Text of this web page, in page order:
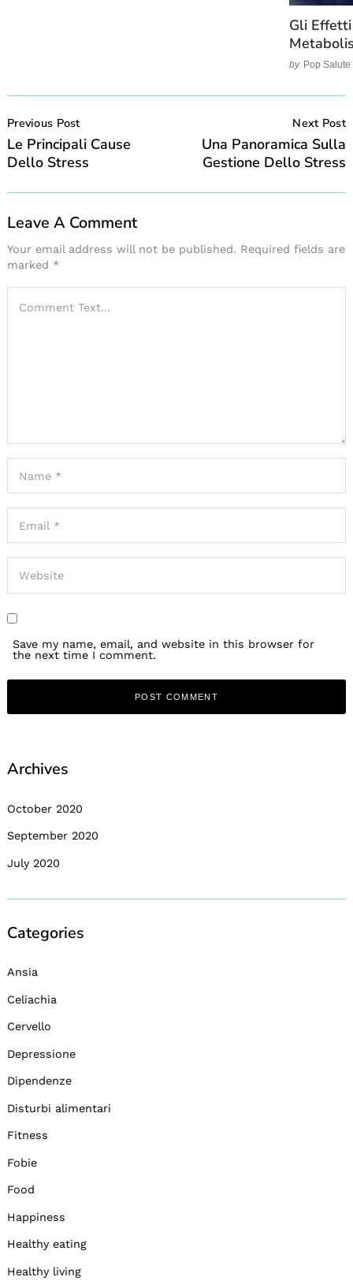
Gli
by Pop Salute
Navigation
Previous Post
Le Principali Cause
Dello Stress
Next Post
Una Panoramica Sulla
Gestione Dello Stress
Leave A Comment
Your email address will not be published. Required fields are
marked *
Save my name, email, and website in this browser for
the next time I comment.
Archives
October 2020
September 2020
July 2020
Categories
Ansia
Celiachia
Cervello
Depressione
Dipendenze
Disturbi alimentari
Fitness
Fobie
Food
Happiness
Healthy eating
Healthy living